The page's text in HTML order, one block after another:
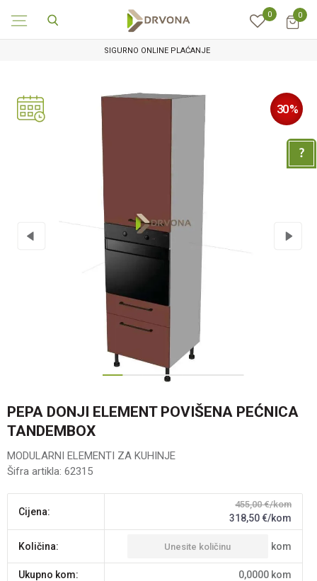
0 0
SIGURNO ONLINE PLAĆANJE
4
30%
PEPA DONJI ELEMENT POVIŠENA PEĆNICA
TANDEMBOX
MODULARNI ELEMENTI ZA KUHINJE
Šifra artikla: 62315
Cijena:
455,00 €/kom
318,50€/kom
Količina: kom
Ukupno kom: 0,0000 kom